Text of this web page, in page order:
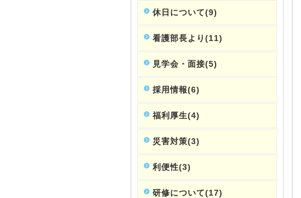
休日について(9)
看護部長より(11)
見学会・面接(5)
採用情報(6)
福利厚生(4)
災害対策(3)
利便性(3)
研修について(17)